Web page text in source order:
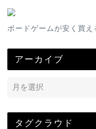
ボードゲームが安く買え
アーカイブ
タグクラウド